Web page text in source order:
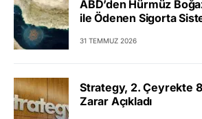
ABD’den Hürmüz
ile Ödenen Sigorta
31 TEMMUZ 2026
Strategy, 2. Çeyrekte
Zarar Açıkladı